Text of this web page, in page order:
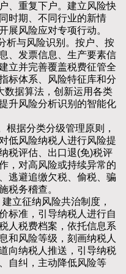
、重复下户。建立风险快
时期、不同行业的新情
展风险应对专项行动。
与风险识别。按户、按
、发票信息、生产要素信
立并完善覆盖税费征管全
标体系、风险特征库和分
数据算法，创新运用各类
升风险分析识别的智能化
据分类分级管理原则，
低风险纳税人进行风险提
税评估、出口退(免)税评
，对高风险或持续异常的
逃避追缴欠税、偷税、骗
税务稽查。
征纳风险共治制度，
标准，引导纳税人进行自
人税费档案，依托信息系
和风险等级，刻画纳税人
向纳税人推送，引导纳税
自纠，主动降低风险等